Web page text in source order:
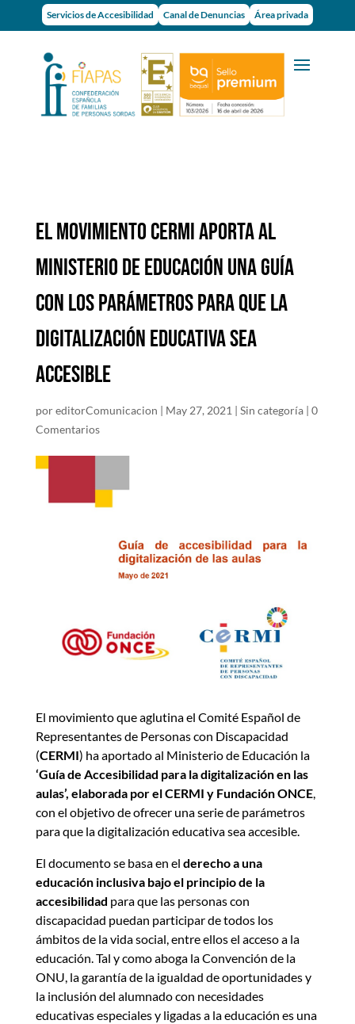
Servicios de Accesibilidad Canal de Denuncias Área privada
El movimiento CERMI aporta al
Ministerio de Educación una guía
con los parámetros para que la
digitalización educativa sea
accesible
poreditorComunicacion | May 27, 2021| Sin categoría| 0
Comentarios
El movimiento que aglutina el Comité Español de
Representantes de Personas con Discapacidad
(CERMI) ha aportado al Ministerio de Educación la
‘Guía de Accesibilidad para la digitalización en las
aulas’, elaborada por el CERMI y Fundación ONCE,
con el objetivo de ofrecer una serie de parámetros
para que la digitalización educativa sea accesible.
El documento se basa en el derecho a una
educación inclusiva bajo el principio de la
accesibilidad para que las personas con
discapacidad puedan participar de todos los
ámbitos de la vida social, entre ellos el acceso a la
educación. Tal y como aboga la Convención de la
ONU, la garantía de la igualdad de oportunidades y
la inclusión del alumnado con necesidades
educativas especiales y ligadas a la educación es una